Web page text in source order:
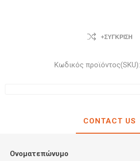
+ΣΎΓΚΡΙΣΗ
Κωδικός προϊόντος(SKU):
CONTACT US
Ονοματεπώνυμο